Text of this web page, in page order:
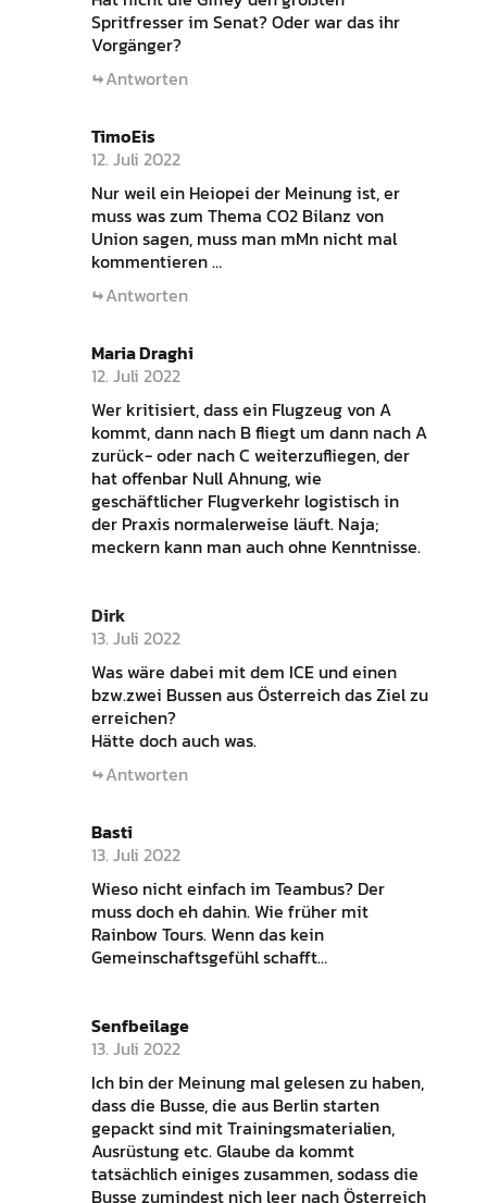
Spritfresser im Senat? Oder war das ihr
Vorgänger?
Antworten
TimoEis
12. Juli 2022
Nur weil ein Heiopei der Meinung ist, er
muss was zum Thema CO2 Bilanz von
Union sagen, muss man mMn nicht mal
kommentieren …
Antworten
Maria Draghi
12. Juli 2022
Wer kritisiert, dass ein Flugzeug von A
kommt, dann nach B fliegt um dann nach A
zurück- oder nach C weiterzufliegen, der
hat offenbar Null Ahnung, wie
geschäftlicher Flugverkehr logistisch in
der Praxis normalerweise läuft. Naja;
meckern kann man auch ohne Kenntnisse.
Dirk
13. Juli 2022
Was wäre dabei mit dem ICE und einen
bzw.zwei Bussen aus Österreich das Ziel zu
erreichen?
Hätte doch auch was.
Antworten
Basti
13. Juli 2022
Wieso nicht einfach im Teambus? Der
muss doch eh dahin. Wie früher mit
Rainbow Tours. Wenn das kein
Gemeinschaftsgefühl schafft…
Senfbeilage
13. Juli 2022
Ich bin der Meinung mal gelesen zu haben,
dass die Busse, die aus Berlin starten
gepackt sind mit Trainingsmaterialien,
Ausrüstung etc. Glaube da kommt
tatsächlich einiges zusammen, sodass die
Busse zumindest nich leer nach Österreich